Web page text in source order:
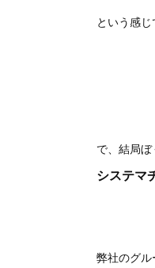
という感
で、結局ぼ
システマ
弊社のグ